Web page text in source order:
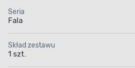
Seria
Fala
Skład zestawu
1 szt.